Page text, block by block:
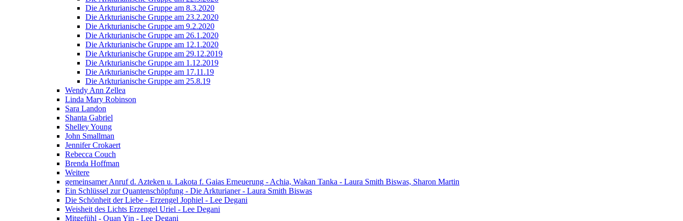
Die Arkturianische Gruppe am 8.3.2020
Die Arkturianische Gruppe am 23.2.2020
Die Arkturianische Gruppe am 9.2.2020
Die Arkturianische Gruppe am 26.1.2020
Die Arkturianische Gruppe am 12.1.2020
Die Arkturianische Gruppe am 29.12.2019
Die Arkturianische Gruppe am 1.12.2019
Die Arkturianische Gruppe am 17.11.19
Die Arkturianische Gruppe am 25.8.19
Wendy Ann Zellea
Linda Mary Robinson
Sara Landon
Shanta Gabriel
Shelley Young
John Smallman
Jennifer Crokaert
Rebecca Couch
Brenda Hoffman
Weitere
gemeinsamer Anruf d. Azteken u. Lakota f. Gaias Erneuerung - Achia, Wakan Tanka - Laura Smith Biswas, Sharon Martin
Ein Schlüssel zur Quantenschöpfung - Die Arkturianer - Laura Smith Biswas
Die Schönheit der Liebe - Erzengel Jophiel - Lee Degani
Weisheit des Lichts Erzengel Uriel - Lee Degani
Mitgefühl - Quan Yin - Lee Degani